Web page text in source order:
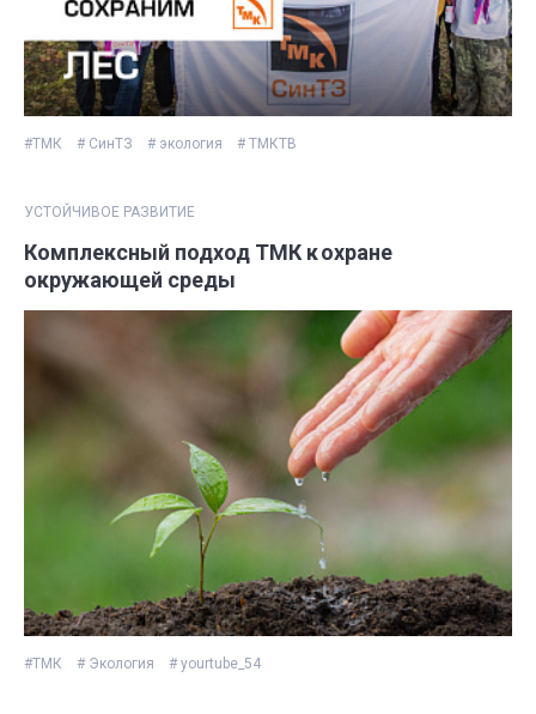
#ТМК # СинТЗ # экология # ТМКТВ
УСТОЙЧИВОЕ РАЗВИТИЕ
Комплексный подход ТМК к охране
окружающей среды
#ТМК # Экология # yourtube_54